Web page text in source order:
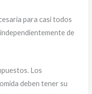
para casi todos
de
Los
deben tener su